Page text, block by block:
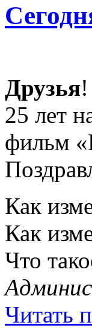
Друзья!
25 лет
фильм
Как
Как
Что
Читать